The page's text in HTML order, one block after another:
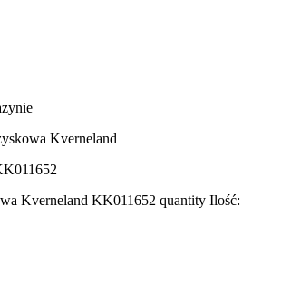
Kverneland
Kverneland KK011652 quantity Ilość: